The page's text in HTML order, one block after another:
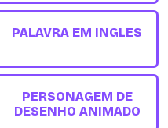
PALAVRA EM INGLES
PERSONAGEM DE
DESENHO ANIMADO